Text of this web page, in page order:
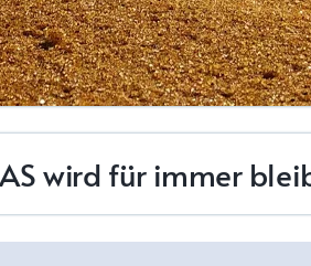
wird für immer